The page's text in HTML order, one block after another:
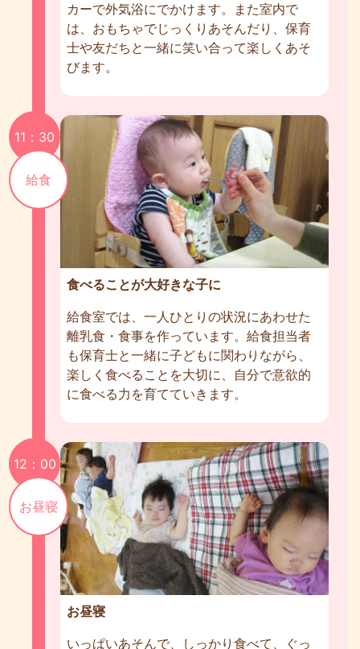
カーで外気浴にでかけます。また室内で
は、おもちゃでじっくりあそんだり、保育
士や友だちと一緒に笑い合って楽しくあそ
びます。
11：30
給食
食べることが大好きな子に
給食室では、一人ひとりの状況にあわせた
離乳食・食事を作っています。給食担当者
も保育士と一緒に子どもに関わりながら、
楽しく食べることを大切に、自分で意欲的
に食べる力を育てていきます。
12：00
お昼寝
お昼寝
いっぱいあそんで、しっかり食べて、ぐっ